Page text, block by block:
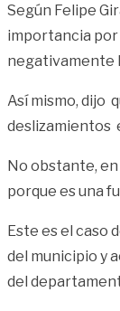
Según Felipe
importancia por
negativamente
Así mismo, dijo
deslizamientos
No obstante,
porque es una
Este es el caso
del municipio y
del